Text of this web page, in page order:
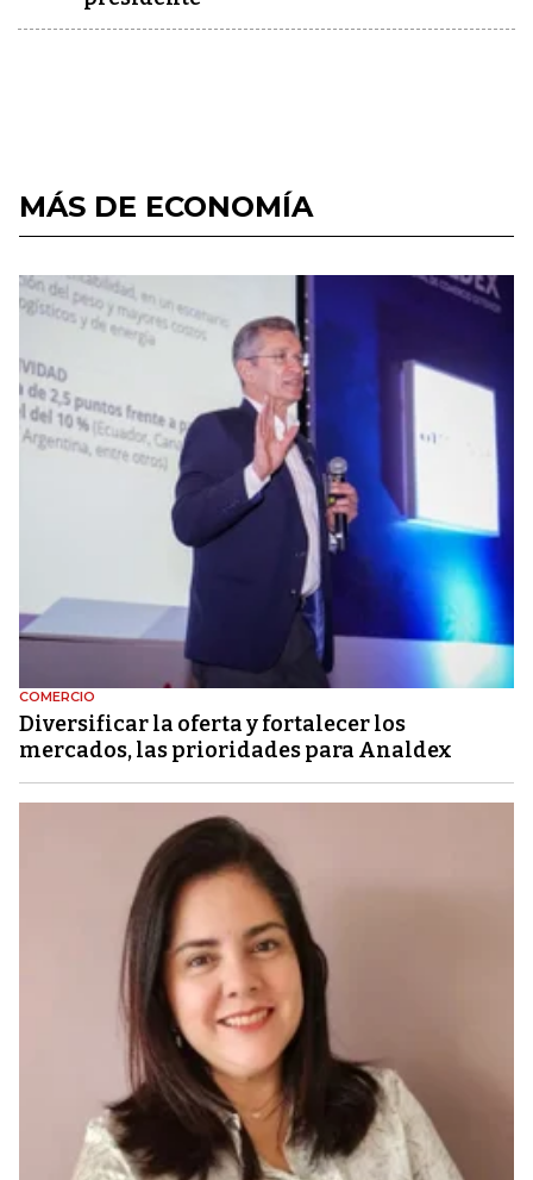
MÁS DE ECONOMÍA
COMERCIO
Diversificar la oferta y fortalecer los
mercados, las prioridades para Analdex